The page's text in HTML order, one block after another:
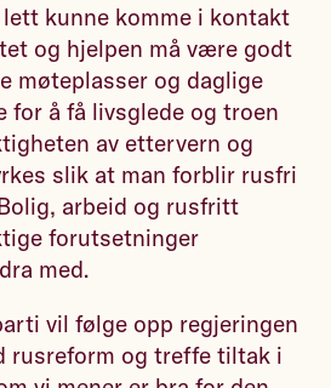
lett kunne komme i kontakt
og hjelpen må være godt
møteplasser og daglige
for å få livsglede og troen
av ettervern og
slik at man forblir rusfri
arbeid og rusfritt
forutsetninger
med.
vil følge opp regjeringen
rusreform og treffe tiltak i